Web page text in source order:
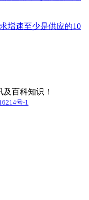
增速至少是供应的10
百科知识！
号-1